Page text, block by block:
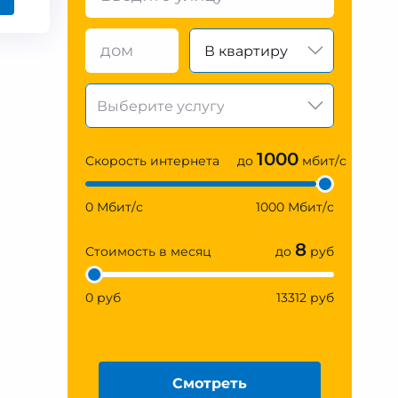
В квартиру
Скорость интернета до 1000 мбит/с
0 Мбит/с 1000 Мбит/с
Стоимость в месяц до 8 руб
0 руб 13312 руб
Смотреть